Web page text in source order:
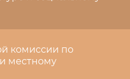
комиссии по
местному